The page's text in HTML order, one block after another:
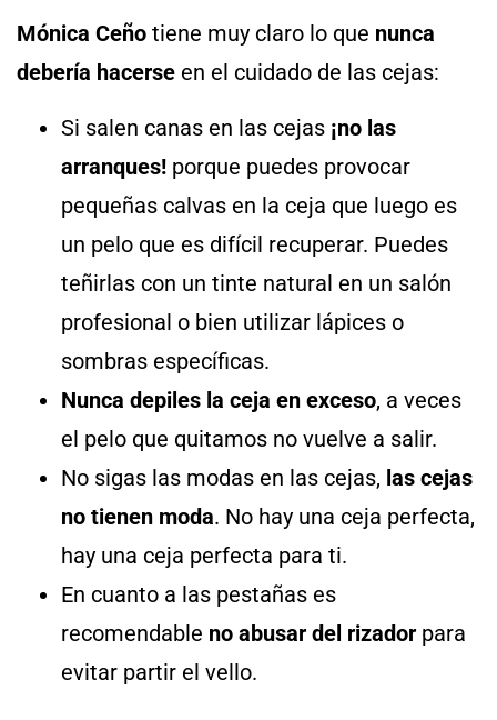
Mónica Ceño tiene muy claro lo que nunca
debería hacerse en el cuidado de las cejas:
Si salen canas en las cejas ¡no las
arranques! porque puedes provocar
pequeñas calvas en la ceja que luego es
un pelo que es difícil recuperar. Puedes
teñirlas con un tinte natural en un salón
profesional o bien utilizar lápices o
sombras específicas.
Nunca depiles la ceja en exceso, a veces
el pelo que quitamos no vuelve a salir.
No sigas las modas en las cejas, las cejas
no tienen moda. No hay una ceja perfecta,
hay una ceja perfecta para ti.
En cuanto a las pestañas es
recomendable no abusar del rizador para
evitar partir el vello.